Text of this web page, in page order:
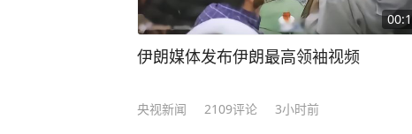
时醒来，心存侥幸，自认为酒气已消
面的加油站充电。 最终，舒某因醉酒
被交管部门依法吊销机动车驾驶证，
罚款1500元。 来源｜杭州交警、大众
伊朗媒体发布伊朗最高领袖视频
央视新闻 2109评论 3小时前